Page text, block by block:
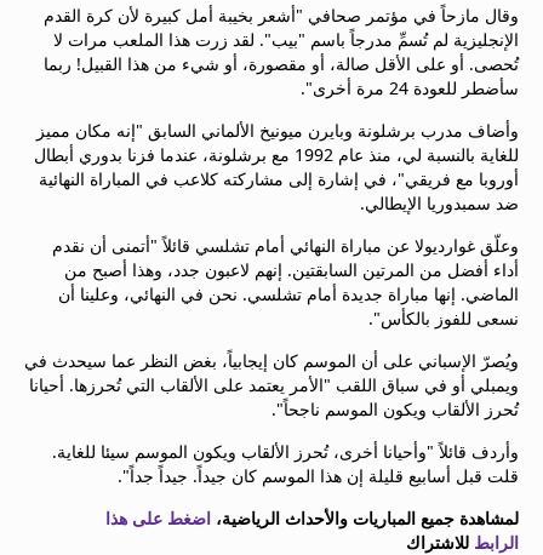
الإخبارية
اتصل بنا
beIN CONNECT
beIN MEDIA GROUP
ترددات beIN SPORTS
الأسئلة الأكثر شيوعاً
دليل التلفاز
احصل على beIN
معلومات عن هذا الموقع
وقال مازحاً في مؤتمر صحافي "أشعر بخيبة أمل كبيرة لأن كرة القدم
الإنجليزية لم تُسمِّ مدرجاً باسم "بيب". لقد زرت هذا الملعب مرات لا
تُحصى. أو على الأقل صالة، أو مقصورة، أو شيء من هذا القبيل! ربما
سأضطر للعودة 24 مرة أخرى".
وأضاف مدرب برشلونة وبايرن ميونيخ الألماني السابق "إنه مكان مميز
للغاية بالنسبة لي، منذ عام 1992 مع برشلونة، عندما فزنا بدوري أبطال
أوروبا مع فريقي"، في إشارة إلى مشاركته كلاعب في المباراة النهائية
ضد سمبدوريا الإيطالي.
وعلّق غوارديولا عن مباراة النهائي أمام تشلسي قائلاً "أتمنى أن نقدم
أداء أفضل من المرتين السابقتين. إنهم لاعبون جدد، وهذا أصبح من
الماضي. إنها مباراة جديدة أمام تشلسي. نحن في النهائي، وعلينا أن
نسعى للفوز بالكأس".
ويُصرّ الإسباني على أن الموسم كان إيجابياً، بغض النظر عما سيحدث في
ويمبلي أو في سباق اللقب "الأمر يعتمد على الألقاب التي تُحرزها. أحيانا
تُحرز الألقاب ويكون الموسم ناجحاً".
وأردف قائلاً "وأحيانا أخرى، تُحرز الألقاب ويكون الموسم سيئا للغاية.
قلت قبل أسابيع قليلة إن هذا الموسم كان جيداً. جيداً جداً".
لمشاهدة جميع المباريات والأحداث الرياضية، اضغط على هذا
الرابط للاشتراك